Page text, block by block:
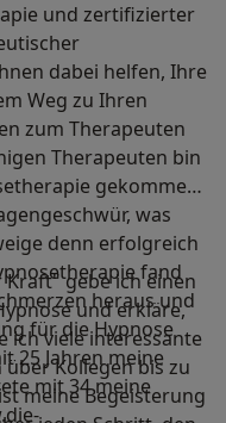
und zertifizierter
dabei helfen, Ihre
Weg zu Ihren
zum Therapeuten
Therapeuten bin
gekommen.
was
denn erfolgreich
fand
heraus und
für die Hypnose
25 Jahren meine
mit 34 meine
gebe ich einen
und erkläre,
ich viele interessante
über Kollegen bis zu
meine Begeisterung